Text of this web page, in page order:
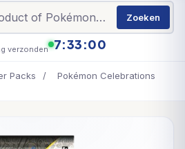
Zoeken
verzonden 7:33:00
Packs /
Pokémon Celebrations